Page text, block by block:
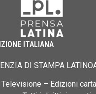
ITALIANA
DI STAMPA
Televisione – Edizioni